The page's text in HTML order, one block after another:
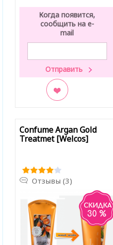
Когда появится,
сообщить на e-
mail
Confume Argan Gold
Treatmet [Welcos]
Отзывы (3)
30 %